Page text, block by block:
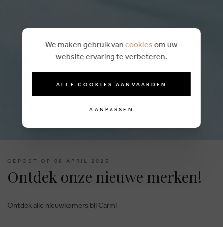
GEPOST OP 08 APRIL 2025
Ontdek onze nieuwe merken!
Ontdek alle nieuwkomers bij Carmi
We maken gebruik van cookies om uw
website ervaring te verbeteren.
ALLE COOKIES AANVAARDEN
AANPASSEN